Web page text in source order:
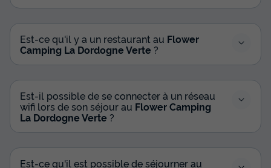
MOBILHOME 4 personnes - Mobil Home
Bellevue - 2 chambres
Adultes
4
Chambres
2 1
Est-ce qu'il y a un restaurant au Flower
Camping La Dordogne Verte ?
Est-il possible de se connecter à un réseau
wifi lors de son séjour au Flower Camping
La Dordogne Verte ?
Est-ce qu'il est possible de séjourner au